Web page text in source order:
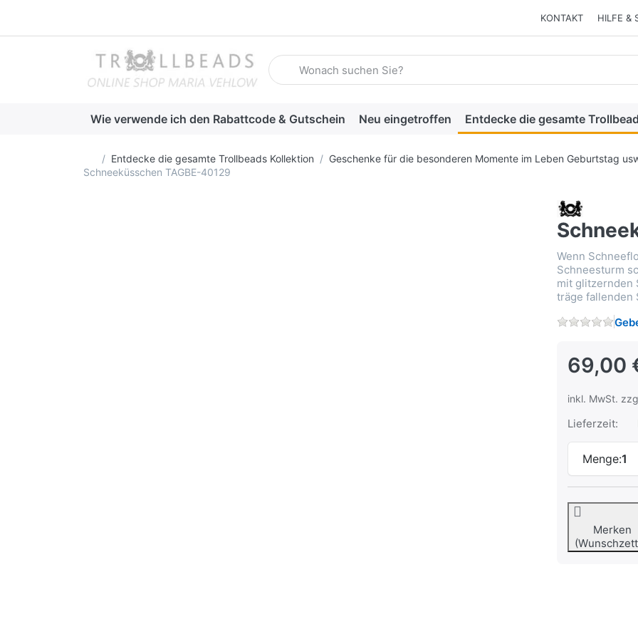
KONTAKT HILFE &
Geben Sie einen Suchbegriff ein. Während Sie tippen, erscheinen
Wie verwende ich den Rabattcode & Gutschein Neu eingetroffen Entdecke die gesamte
Startseite
Entdecke die gesamte Trollbeads Kollektion Geschenke für die besonderen Momente im Leben Geburtstag
Schneeküsschen TAGBE-40129
Wenn
Schneesturm
mit glitzernden
träge fallenden
69,00
inkl. MwSt.
Lieferzeit:
Menge:1
Merken